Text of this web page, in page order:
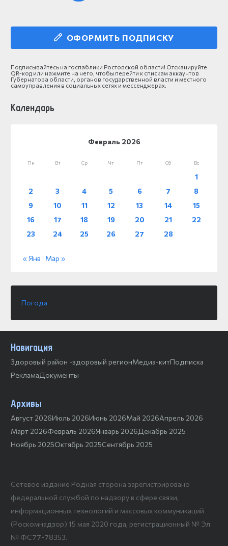
ОФОРМИТЬ ПОДПИСКУ
Подписывайтесь на госпаблики Ростовской области! Отсканируйте
QR-код или нажмите на него, чтобы перейти к спискам аккаунтов
Губернатора области, органов государственной власти и местного
самоуправления в социальных сетях и мессенджерах.
Календарь
Февраль 2026
Пн Вт Ср Чт Пт Сб Вс
1
2
3 4 5 6 7
8
9
10 11 12 13 14
15
16
17 18 19 20 21
22
23
24 25 26 27 28
« Янв Мар »
Погода
Навигация
Здоровый район -здоровый регионМедиа-китПодписка
РекламаДокументы
Архивы
Август 2026Июль 2026Июнь 2026Май 2026Апрель 2026
Март 2026Февраль 2026Январь 2026Декабрь 2025
Ноябрь 2025Октябрь 2025Сентябрь 2025
Сетевое издание Родная сторона зарегистрировано
федеральной службой по надзору в сфере связи,
информационных технологий и массовых коммуникаций
(Роскомнадзор) 15 мая 2020 года, регистрационный № Эл
№ ФС77-78353.